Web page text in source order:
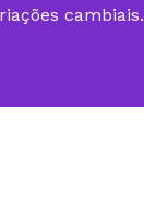
cambiais.